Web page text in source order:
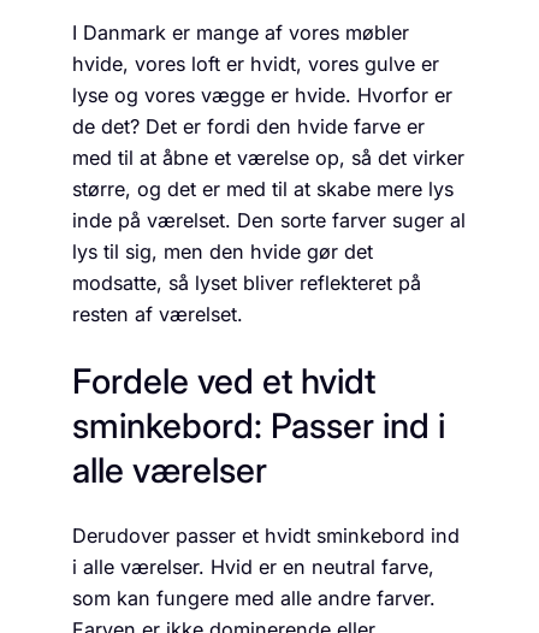
I Danmark er mange af vores møbler
hvide, vores loft er hvidt, vores gulve er
lyse og vores vægge er hvide. Hvorfor er
de det? Det er fordi den hvide farve er
med til at åbne et værelse op, så det virker
større, og det er med til at skabe mere lys
inde på værelset. Den sorte farver suger al
lys til sig, men den hvide gør det
modsatte, så lyset bliver reflekteret på
resten af værelset.
Fordele ved et hvidt
sminkebord: Passer ind i
alle værelser
Derudover passer et hvidt sminkebord ind
i alle værelser. Hvid er en neutral farve,
som kan fungere med alle andre farver.